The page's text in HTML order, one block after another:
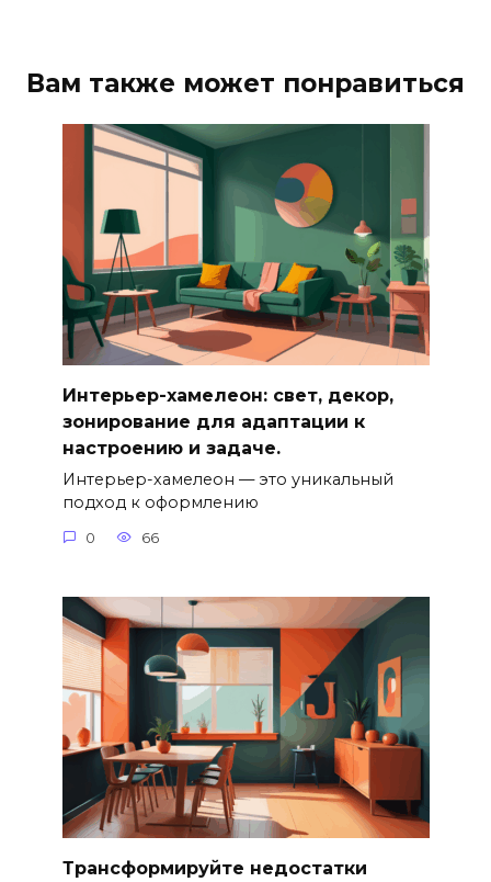
Вам также может понравиться
Интерьер-хамелеон: свет, декор,
зонирование для адаптации к
настроению и задаче.
Интерьер-хамелеон — это уникальный
подход к оформлению
0 66
Трансформируйте недостатки